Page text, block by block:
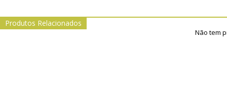
Produtos Relacionados
Não tem